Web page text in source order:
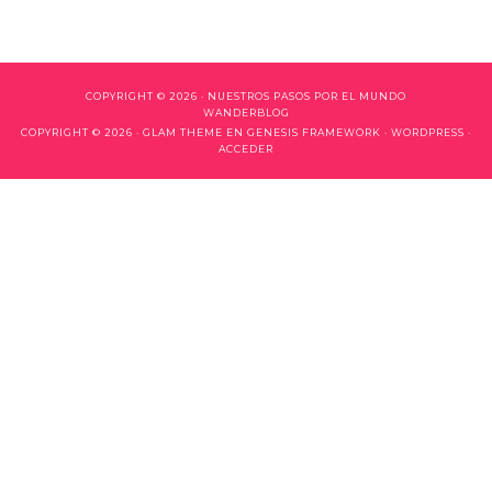
COPYRIGHT © 2026 · NUESTROS PASOS POR EL MUNDO
WANDERBLOG
COPYRIGHT © 2026 · GLAM THEME EN GENESIS FRAMEWORK · WORDPRESS ·
ACCEDER